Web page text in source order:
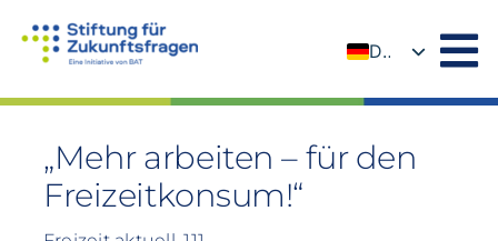
Inhalt
DE
„Mehr arbeiten – für den
Freizeitkonsum!“